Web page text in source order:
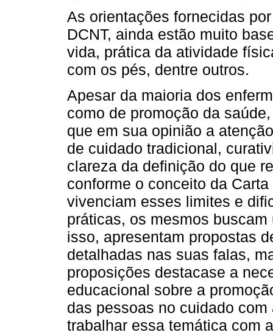
As orientações fornecidas
DCNT, ainda estão muito
vida, prática da atividade
com os pés, dentre outros.
Apesar da maioria dos
como de promoção da
que em sua opinião a
de cuidado tradicional,
clareza da definição do que
conforme o conceito da
vivenciam esses limites e
práticas, os mesmos
isso, apresentam propostas
detalhadas nas suas falas,
proposições destacase a
educacional sobre a
das pessoas no cuidado
trabalhar essa temática com